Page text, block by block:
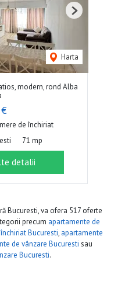
Harta
Next
modern, rond Alba
de închiriat
71 mp
detalii
Bucuresti, va ofera 517 oferte
precum apartamente de
Bucuresti, apartamente
de vânzare Bucuresti sau
Bucuresti.